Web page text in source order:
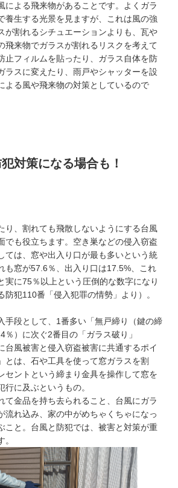
による飛来物があることです。よくガラ
養生する光景を見ますが、これは風の強
が割れるシチュエーションよりも、瓦や
飛来物でガラスが割れるリスクを考えて
止フィルムを貼ったり、ガラス自体を防
ラスに変えたり、雨戸やシャッターを設
よる風や飛来物の対策としているので
対策になる場合も！
り、割れても飛散しないようにする台風
でも役立ちます。空き巣などの侵入窃盗
ては、窓や出入り口が最も多いという統
も窓が57.6％、出入り口は17.5%、これ
実に75％以上という圧倒的な数字になり
防犯110番「侵入犯罪の情勢」より）。
手段として、1番多い「無戸締り（鍵の締
％）に次ぐ2番目の「ガラス破り」
台風被害と侵入窃盗被害に共通するポイ
とは、石や工具を使って窓ガラスを割
セントという締まり金具を操作して窓を
行に及ぶというもの。
て金品を持ち去られること、台風にガラ
流れ込み、家の中がめちゃくちゃになっ
こと。台風と防犯では、被害と対策が重